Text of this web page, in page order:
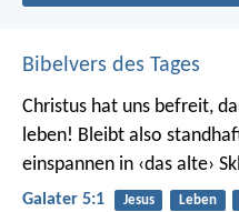
Bibelvers des Tages
Christus hat uns befreit,
leben! Bleibt also
einspannen in ‹das alte›
Galater 5:1 Jesus Leben